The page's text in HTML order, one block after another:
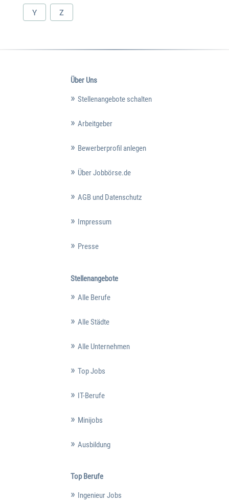
Y Z
Über Uns
Stellenangebote schalten
Arbeitgeber
Bewerberprofil anlegen
Über Jobbörse.de
AGB und Datenschutz
Impressum
Presse
Stellenangebote
Alle Berufe
Alle Städte
Alle Unternehmen
Top Jobs
IT-Berufe
Minijobs
Ausbildung
Top Berufe
Ingenieur Jobs